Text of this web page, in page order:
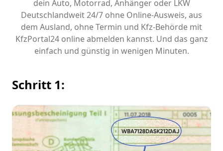
dein Auto, Motorrad, Anhänger oder LKW
Deutschlandweit 24/7 ohne Online-Ausweis, aus
dem Ausland, ohne Termin und Kfz-Behörde mit
KfzPortal24 online abmelden kannst. Und das ganz
einfach und günstig in wenigen Minuten.
Schritt 1: